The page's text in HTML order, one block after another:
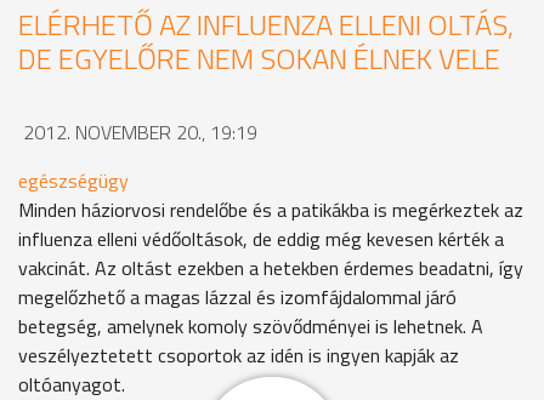
ELÉRHETŐ AZ INFLUENZA ELLENI OLTÁS,
DE EGYELŐRE NEM SOKAN ÉLNEK VELE
2012. NOVEMBER 20., 19:19
egészségügy
Minden háziorvosi rendelőbe és a patikákba is megérkeztek az
influenza elleni védőoltások, de eddig még kevesen kérték a
vakcinát. Az oltást ezekben a hetekben érdemes beadatni, így
megelőzhető a magas lázzal és izomfájdalommal járó
betegség, amelynek komoly szövődményei is lehetnek. A
veszélyeztetett csoportok az idén is ingyen kapják az
oltóanyagot.